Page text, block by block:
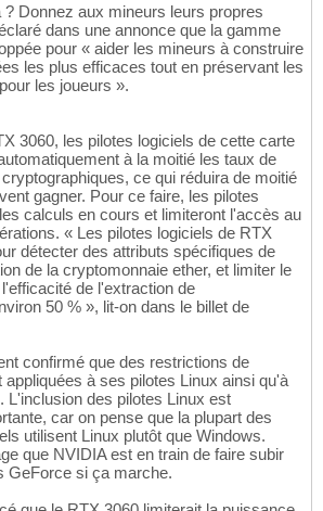
? Donnez aux mineurs leurs propres
dans une annonce que la gamme
pour « aider les mineurs à construire
les plus efficaces tout en préservant les
les joueurs ».
3060, les pilotes logiciels de cette carte
à la moitié les taux de
ce qui réduira de moitié
gagner. Pour ce faire, les pilotes
calculs en cours et limiteront l'accès au
« Les pilotes logiciels de RTX
détecter des attributs spécifiques de
de la cryptomonnaie ether, et limiter le
de l'extraction de
50 % », lit-on dans le billet de
confirmé que des restrictions de
à ses pilotes Linux ainsi qu'à
L'inclusion des pilotes Linux est
car on pense que la plupart des
utilisent Linux plutôt que Windows.
que NVIDIA est en train de faire subir
GeForce si ça marche.